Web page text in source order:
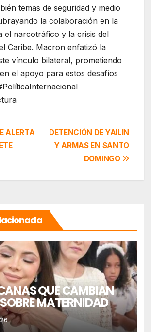
temas de seguridad y medio
la colaboración en la
el narcotráfico y la crisis del
Caribe. Macron enfatizó la
vínculo bilateral, prometiendo
el apoyo para estos desafíos
DETENCIÓN DE YAILIN
Y ARMAS EN SANTO
DOMINGO
ALERTA
QUE CAMBIAN
MATERNIDAD